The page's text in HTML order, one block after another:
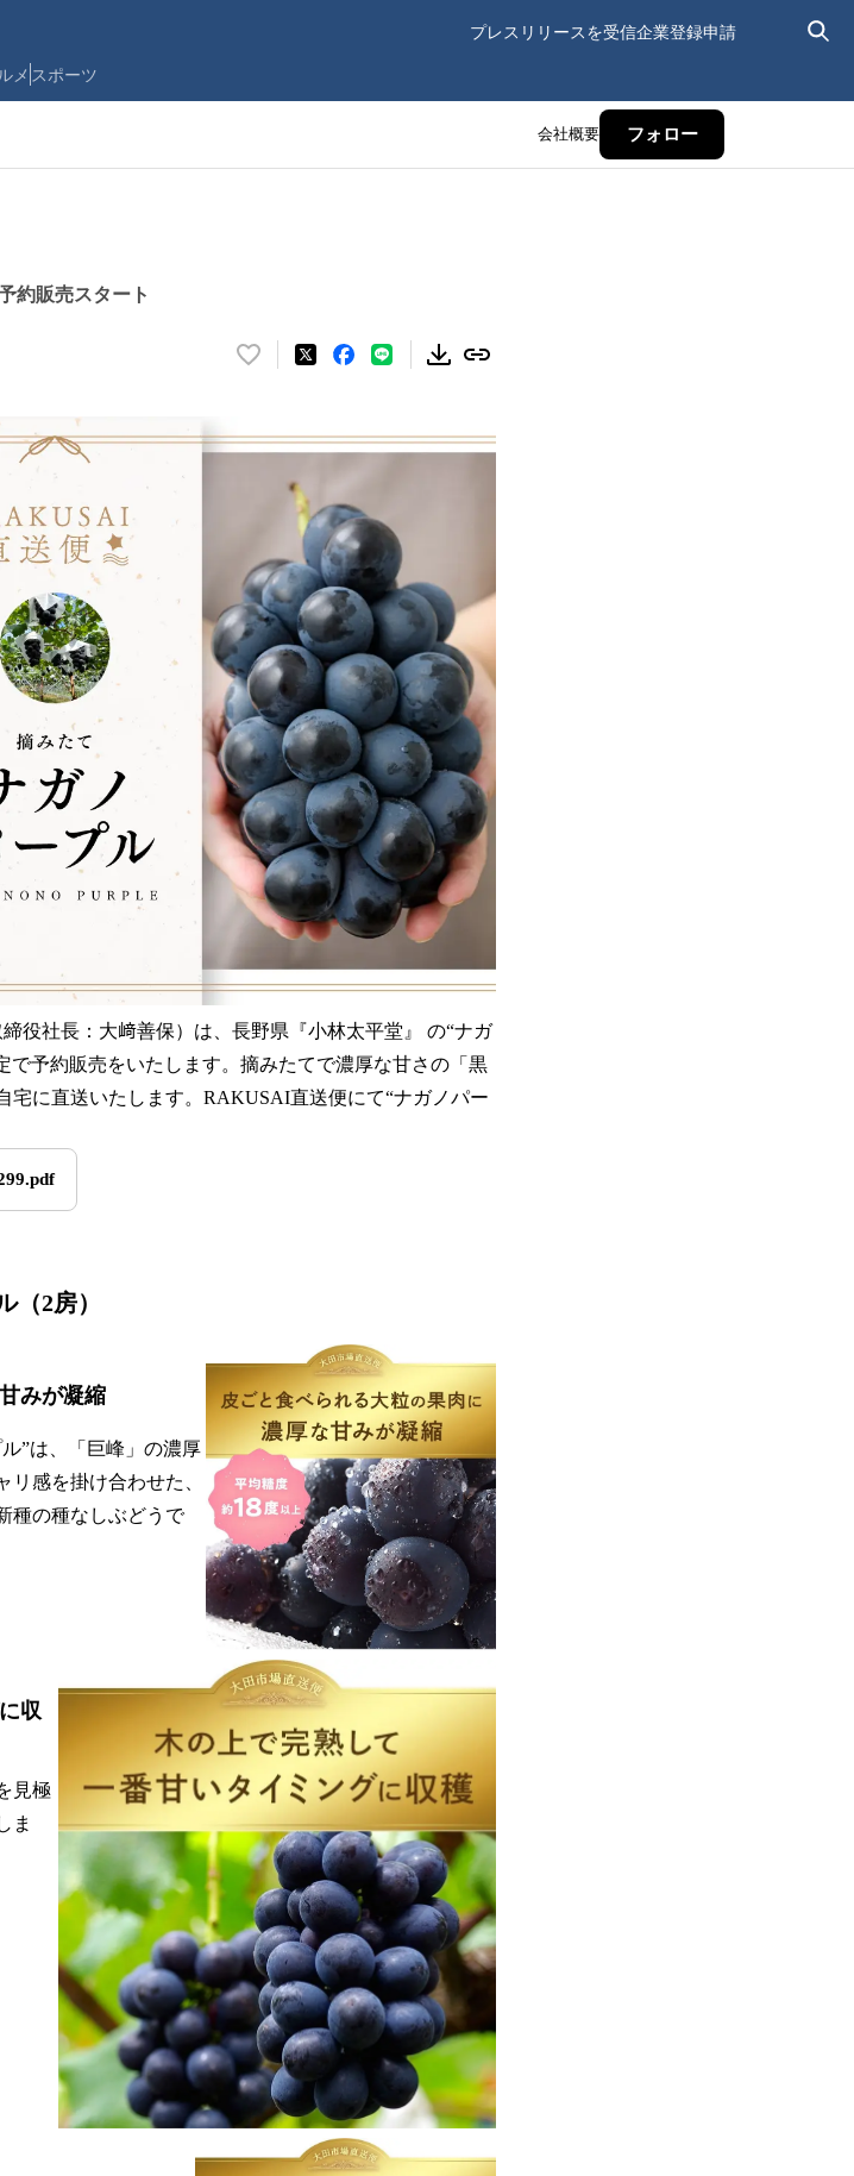
プレスリリースを受信企業登録申請
メ スポーツ
会社概要 フォロー
約販売スタート
い
！
込
み
中
で
す
役社長：大﨑善保）は、長野県『小林太平堂』 の“ナガ
で予約販売をいたします。摘みたてで濃厚な甘さの「黒
宅に直送いたします。RAKUSAI直送便にて“ナガノパー
2房）
みが凝縮
”は、「巨峰」の濃厚
感を掛け合わせた、
種の種なしぶどうで
収
見極
ま